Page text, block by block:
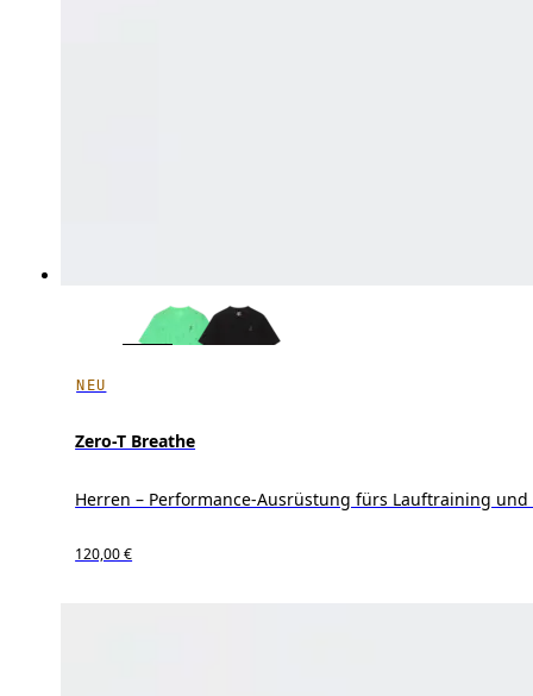
NEU
Zero-T Breathe
Herren – Performance-Ausrüstung fürs Lauftraining und
120,00 €